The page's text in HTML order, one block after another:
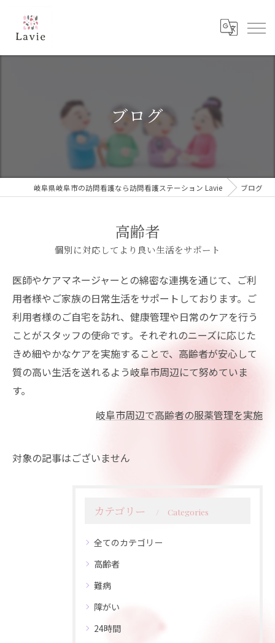
ブログ
岐阜県岐阜市の訪問看護なら訪問看護ステーション Lavie ブログ
高齢者
個別に対応してより良い生活をサポート
医師やケアマネージャーとの綿密な連携を通じて、ご利
用者様やご家族の日常生活をサポートしております。ご
利用者様のご自宅を訪れ、健康管理や日常のケアを行う
ことがスタッフの使命です。それぞれのニーズに応じた
きめ細やかなケアを実施することで、高齢者が安心して
質の高い生活を送れるよう岐阜市周辺にて努めていま
す。
岐阜市周辺で高齢者の服薬管理を実施
対象の記事はございません
カテゴリー Categories
全てのカテゴリー
高齢者
難病
障がい
24時間